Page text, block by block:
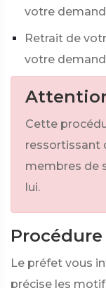
votre
Retrait de
votre
Cette
ressortissant
membres de
lui.
Procédure
Le préfet vous
précise les